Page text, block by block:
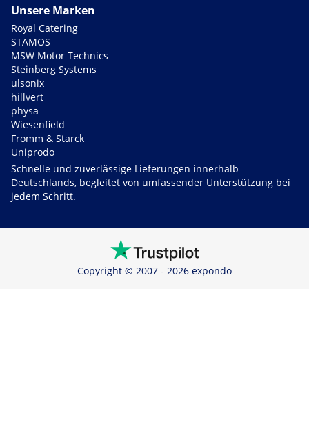
Unsere Marken
Royal Catering
STAMOS
MSW Motor Technics
Steinberg Systems
ulsonix
hillvert
physa
Wiesenfield
Fromm & Starck
Uniprodo
Schnelle und zuverlässige Lieferungen innerhalb
Deutschlands, begleitet von umfassender Unterstützung bei
jedem Schritt.
Copyright © 2007 - 2026 expondo